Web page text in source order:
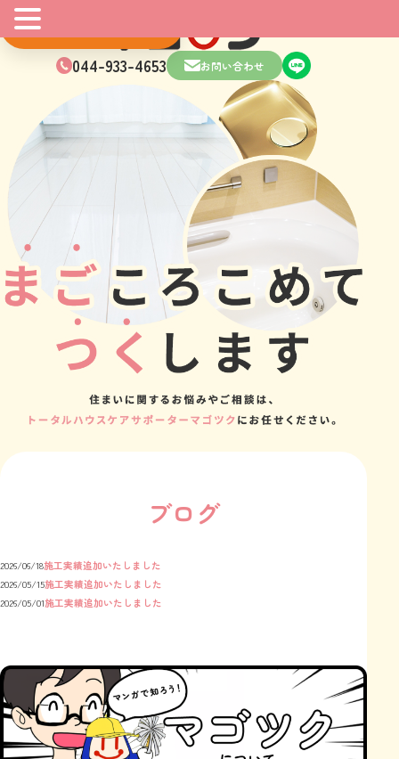
044-933-4653 お問い合わせ
ブログ
2026/06/18施工実績追加いたしました
2026/05/15施工実績追加いたしました
2026/05/01施工実績追加いたしました
マンガはこちら